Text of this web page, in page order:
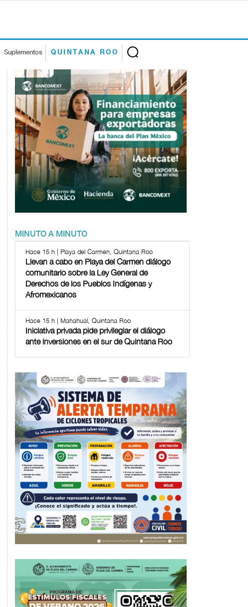
Suplementos QUINTANA ROO
MINUTO A MINUTO
Hace 15 h | Playa del Carmen, Quintana Roo
Llevan a cabo en Playa del Carmen diálogo
comunitario sobre la Ley General de
Derechos de los Pueblos Indígenas y
Afromexicanos
Hace 15 h | Mahahual, Quintana Roo
Iniciativa privada pide privilegiar el diálogo
ante inversiones en el sur de Quintana Roo